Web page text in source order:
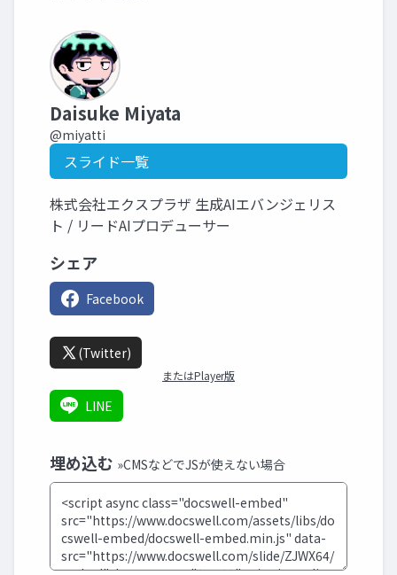
Daisuke Miyata
@miyatti
スライド一覧
株式会社エクスプラザ 生成AIエバンジェリス
ト / リードAIプロデューサー
シェア
Facebook
(Twitter)
またはPlayer版
LINE
埋め込む »CMSなどでJSが使えない場合